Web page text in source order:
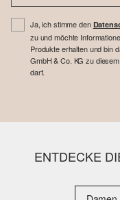
Ja, ich stimme den
zu und möchte
Produkte erhalten und bin
GmbH & Co. KG zu
darf.
ENTDECKE